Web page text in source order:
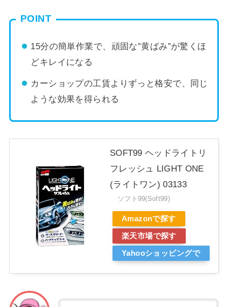
POINT
15分の簡単作業で、頑固な‟黄ばみ”が驚くほ
どキレイになる
カーショップの工賃よりずっと格安で、同じ
ような効果を得られる
SOFT99 ヘッドライトリ
フレッシュ LIGHT ONE
(ライトワン) 03133
ソフト99(Soft99)
Amazonで探す
楽天市場で探す
Yahooショッピングで